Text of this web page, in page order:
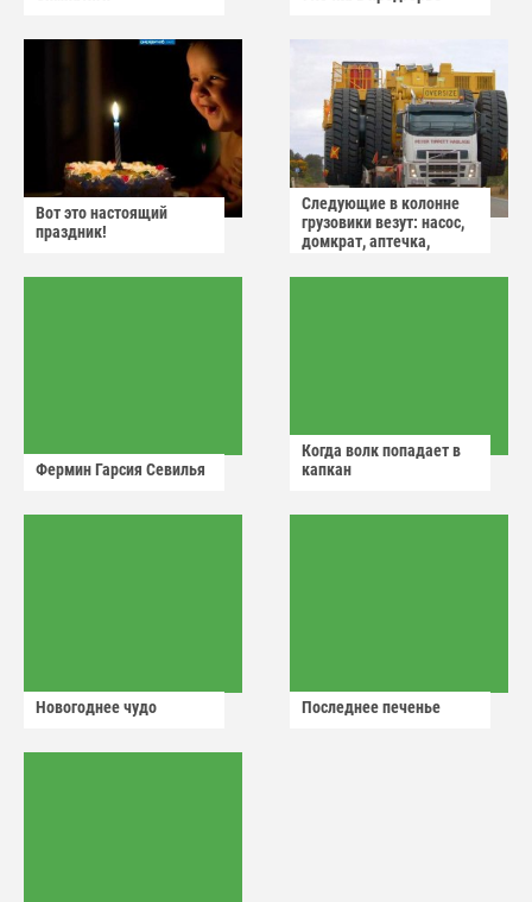
Вот это настоящий
праздник!
Следующие в колонне
грузовики везут: насос,
домкрат, аптечка,
Фермин Гарсия Севилья
Когда волк попадает в
капкан
Новогоднее чудо Последнее печенье